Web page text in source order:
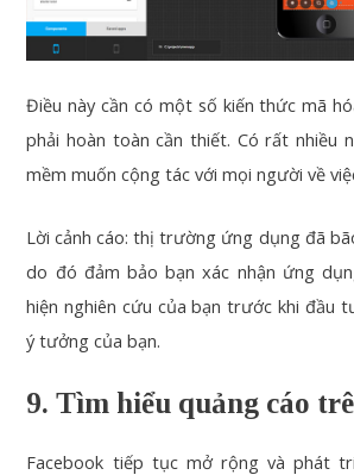
Điều này cần có một số kiến thức mã
phải hoàn toàn cần thiết. Có rất nhiều
mềm muốn cộng tác với mọi người về
Lời cảnh cáo: thị trường ứng dụng đã
do đó đảm bảo bạn xác nhận ứng
hiện nghiên cứu của bạn trước khi đầu
ý tưởng của bạn.
9. Tìm hiểu quảng cáo
Facebook tiếp tục mở rộng và phát